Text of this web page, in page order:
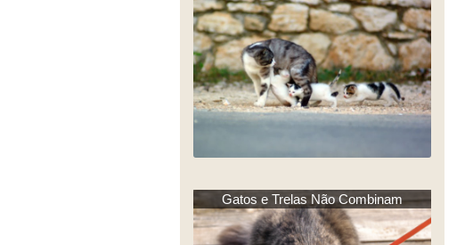
Gatos e Trelas Não Combinam